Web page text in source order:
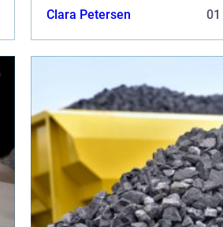
fragtprocesserne afgørende.
Clara Petersen